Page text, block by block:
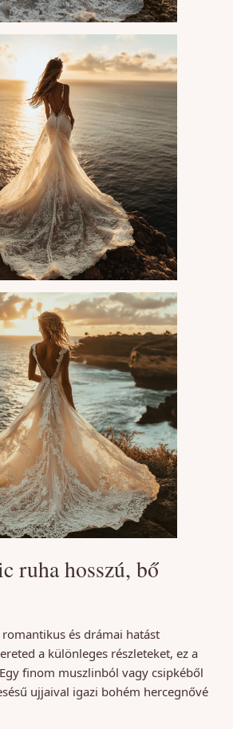
ruha hosszú, bő
és drámai hatást
a különleges részleteket, ez a
finom muszlinból vagy csipkéből
ujjaival igazi bohém hercegnővé